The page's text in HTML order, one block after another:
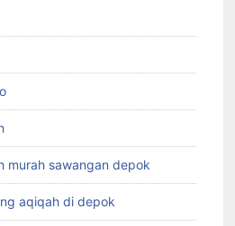
murah sawangan depok
aqiqah di depok